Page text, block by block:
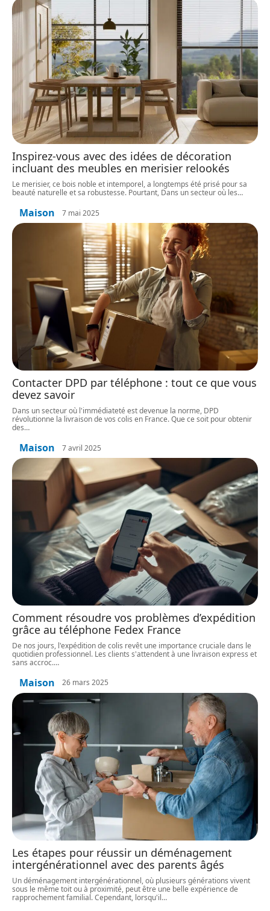
Inspirez-vous avec des idées de décoration
incluant des meubles en merisier relookés
Le merisier, ce bois noble et intemporel, a longtemps été prisé pour sa
beauté naturelle et sa robustesse. Pourtant, Dans un secteur où les…
Maison 7 mai 2025
Contacter DPD par téléphone : tout ce que vous
devez savoir
Dans un secteur où l'immédiateté est devenue la norme, DPD
révolutionne la livraison de vos colis en France. Que ce soit pour obtenir
des…
Maison 7 avril 2025
Comment résoudre vos problèmes d’expédition
grâce au téléphone Fedex France
De nos jours, l'expédition de colis revêt une importance cruciale dans le
quotidien professionnel. Les clients s'attendent à une livraison express et
sans accroc.…
Maison 26 mars 2025
Les étapes pour réussir un déménagement
intergénérationnel avec des parents âgés
Un déménagement intergénérationnel, où plusieurs générations vivent
sous le même toit ou à proximité, peut être une belle expérience de
rapprochement familial. Cependant, lorsqu'il…